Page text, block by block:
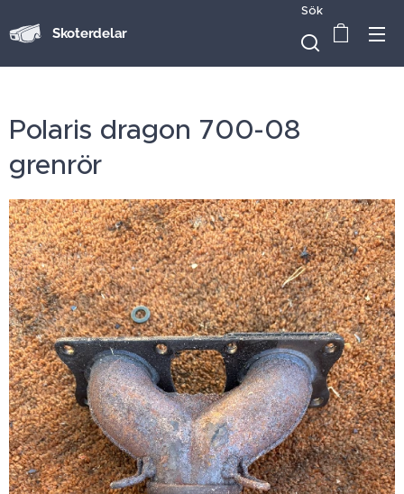
Skoterdelar
Sök
Polaris dragon 700-08
grenrör